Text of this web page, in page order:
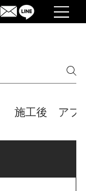
施工後 アフ